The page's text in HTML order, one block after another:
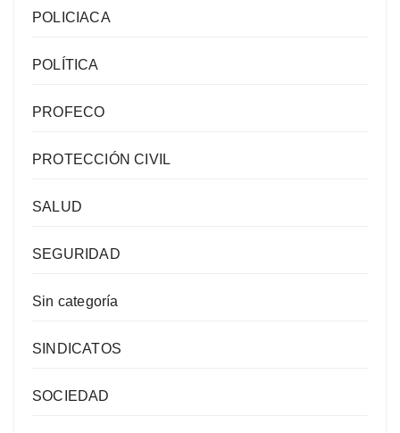
POLICIACA
POLÍTICA
PROFECO
PROTECCIÓN CIVIL
SALUD
SEGURIDAD
Sin categoría
SINDICATOS
SOCIEDAD